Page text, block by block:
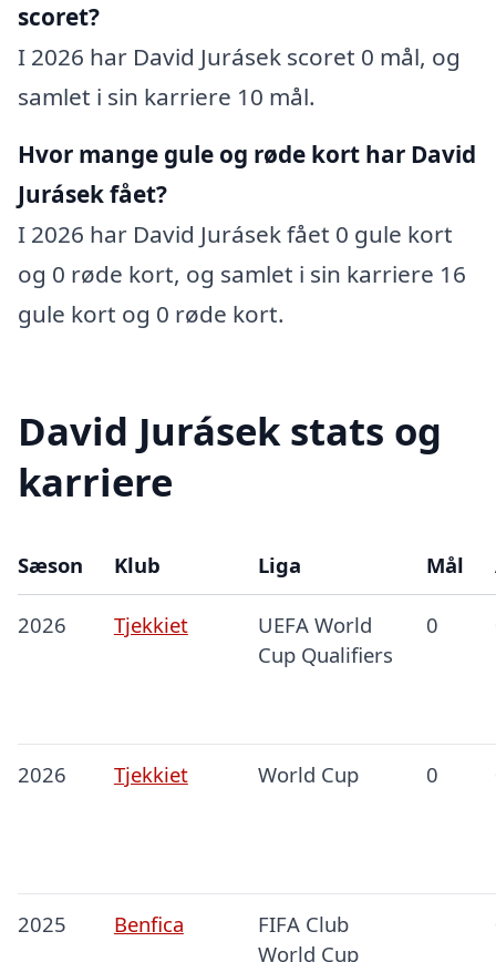
scoret?
I 2026 har David Jurásek scoret 0 mål, og
samlet i sin karriere 10 mål.
Hvor mange gule og røde kort har David
Jurásek fået?
I 2026 har David Jurásek fået 0 gule kort
og 0 røde kort, og samlet i sin karriere 16
gule kort og 0 røde kort.
David Jurásek stats og
karriere
Sæson Klub Liga Mål
2026 Tjekkiet
UEFA World
Cup Qualifiers
0
2026 Tjekkiet World Cup 0
2025 Benfica
FIFA Club
World Cup